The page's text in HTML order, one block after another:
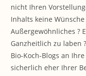
nicht Ihren
Inhalts keine
Außergewöhnliches ?
Ganzheitlich zu laben
Bio-Koch-Blogs an
sicherlich eher Ihrer